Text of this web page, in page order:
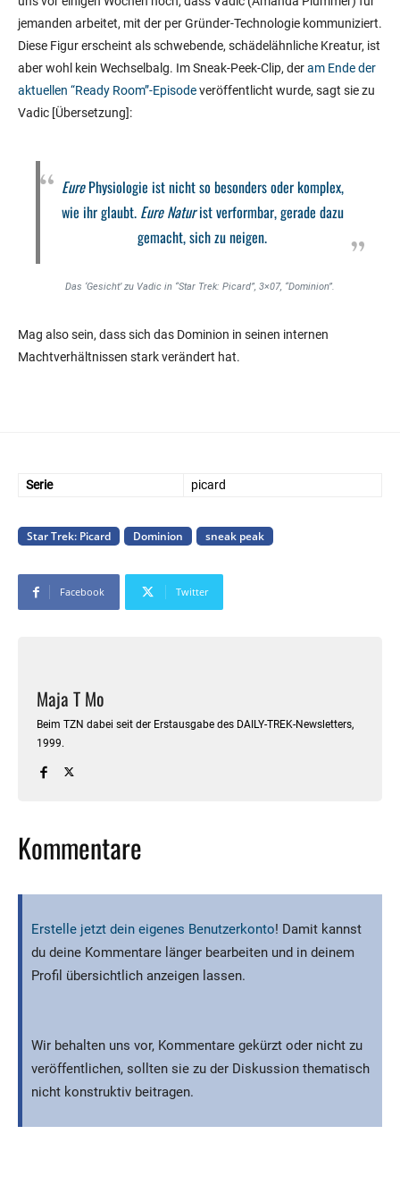
jemanden arbeitet, mit der per Gründer-Technologie kommuniziert.
Diese Figur erscheint als schwebende, schädelähnliche Kreatur, ist
aber wohl kein Wechselbalg. Im Sneak-Peek-Clip, deram Ende der
aktuellen “Ready Room”-Episodeveröffentlicht wurde, sagt sie zu
Vadic [Übersetzung]:
EurePhysiologie ist nicht so besonders oder komplex,
wie ihr glaubt. Eure Naturist verformbar, gerade dazu
gemacht, sich zu neigen.
Das ‘Gesicht’ zu Vadic in “Star Trek: Picard”, 3×07, “Dominion”.
Mag also sein, dass sich das Dominion in seinen internen
Machtverhältnissen stark verändert hat.
Serie picard
Star Trek: Picard Dominion sneak peak
Facebook Twitter
Maja T Mo
Beim TZN dabei seit der Erstausgabe des DAILY-TREK-Newsletters,
1999.
Kommentare
Erstelle jetzt dein eigenes Benutzerkonto! Damit kannst
du deine Kommentare länger bearbeiten und in deinem
Profil übersichtlich anzeigen lassen.
Wir behalten uns vor, Kommentare gekürzt oder nicht zu
veröffentlichen, sollten sie zu der Diskussion thematisch
nicht konstruktiv beitragen.